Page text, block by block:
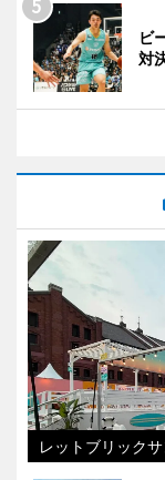
ビ
対
レットブリック